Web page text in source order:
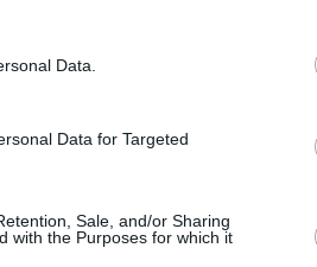
Data.
Data for Targeted
Sale, and/or Sharing
with the Purposes for which it
εργάζεται με τη
στις οποίες υπεβλήθη (με
ότι στο αίμα του
επιτρεπτά όρια και
0,64και0,75 mg/l,